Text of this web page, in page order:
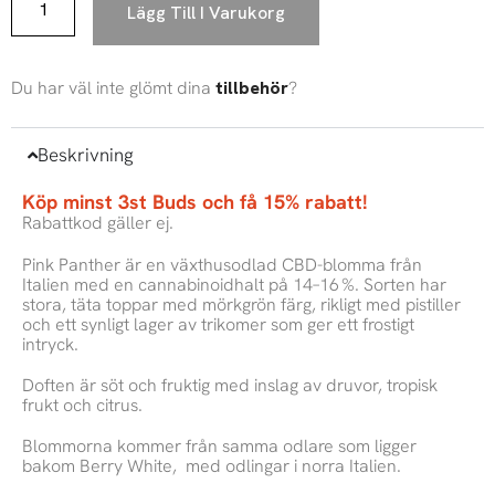
Lägg Till I Varukorg
Du har väl inte glömt dina tillbehör?
Beskrivning
Köp minst 3st Buds och få 15% rabatt!
Rabattkod gäller ej.
Pink Panther är en växthusodlad CBD-blomma från
Italien med en cannabinoidhalt på 14–16 %. Sorten har
stora, täta toppar med mörkgrön färg, rikligt med pistiller
och ett synligt lager av trikomer som ger ett frostigt
intryck.
Doften är söt och fruktig med inslag av druvor, tropisk
frukt och citrus.
Blommorna kommer från samma odlare som ligger
bakom Berry White, med odlingar i norra Italien.